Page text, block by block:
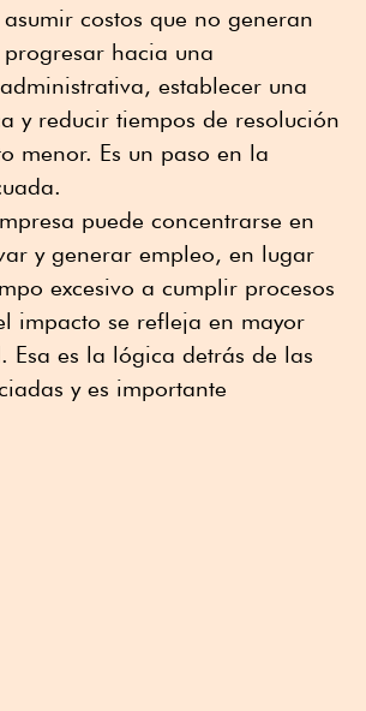
costos que no generan
hacia una
establecer una
y reducir tiempos de resolución
menor. Es un paso en la
puede concentrarse en
y generar empleo, en lugar
excesivo a cumplir procesos
impacto se refleja en mayor
Esa es la lógica detrás de las
y es importante